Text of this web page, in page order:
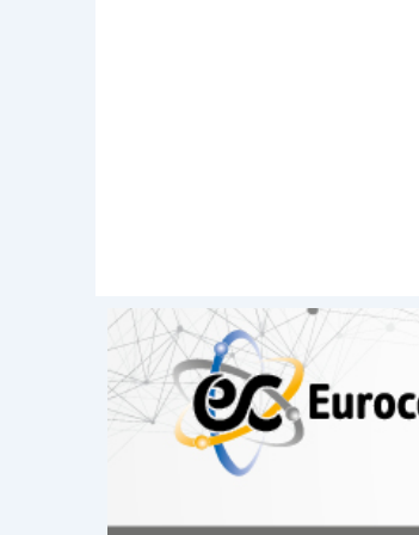
se pur leggermente
rispetto all’anno
Dalla Cinagiungono
produzione cinesi relativi
consumo relativi allo